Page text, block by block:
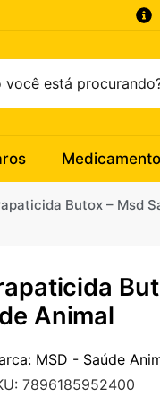
Butox – Msd
Animal
MSD - Saúde
7896185952400